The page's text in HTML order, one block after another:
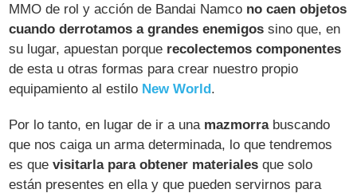
MMO de rol y acción de Bandai Namco no caen objetos
cuando derrotamos a grandes enemigos sino que, en
su lugar, apuestan porque recolectemos componentes
de esta u otras formas para crear nuestro propio
equipamiento al estilo New World.
Por lo tanto, en lugar de ir a una mazmorrabuscando
que nos caiga un arma determinada, lo que tendremos
es quevisitarla para obtener materiales que solo
están presentes en ella y que pueden servirnos para